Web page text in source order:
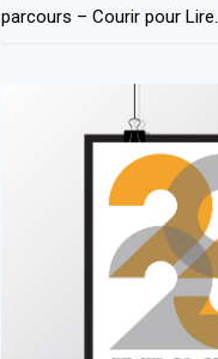
parcours – Courir pour Lire.